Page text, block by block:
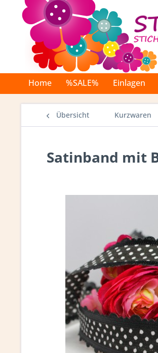
Home %SALE% Einlagen
Übersicht Kurzwaren
Satinband mit